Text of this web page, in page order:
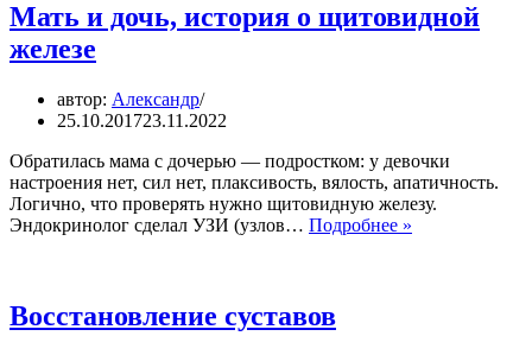
Мать и дочь, история о щитовидной
железе
автор: Александр
25.10.201723.11.2022
Обратилась мама с дочерью — подростком: у девочки
настроения нет, сил нет, плаксивость, вялость, апатичность.
Логично, что проверять нужно щитовидную железу.
Эндокринолог сделал УЗИ (узлов… Подробнее »
Восстановление суставов